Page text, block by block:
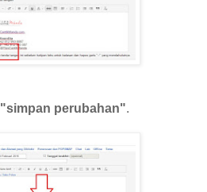
"simpan perubahan".